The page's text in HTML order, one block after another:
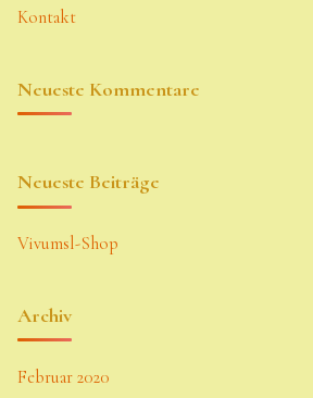
Kontakt
Neueste Kommentare
Neueste Beiträge
Vivumsl-Shop
Archiv
Februar 2020